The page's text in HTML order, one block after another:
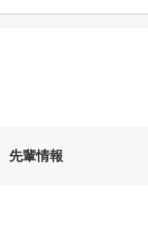
先輩情報